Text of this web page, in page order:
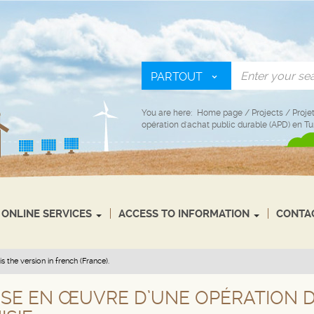
PARTOUT
You are here: Home page / Projects /
opération d'achat public durable (APD) en
ONLINE SERVICES ACCESS TO INFORMATION
the version in french (France).
EN ŒUVRE D’UNE OPÉRATION